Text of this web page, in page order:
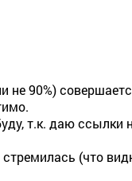
не 90%)
т.к. даю
(что